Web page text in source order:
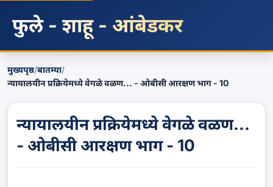
फुले - शाहू - आंबेडकर
मुख्यपृष्ठ/बातम्या/
न्यायालयीन प्रक्रियेमध्ये वेगळे वळण... - ओबीसी आरक्षण भाग - 10
न्यायालयीन प्रक्रियेमध्ये वेगळे वळण...
- ओबीसी आरक्षण भाग - 10